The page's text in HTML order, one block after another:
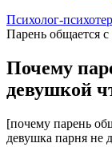
Психолог-
Парень общается
Почему
девушкой
[почему парень
девушка парня не